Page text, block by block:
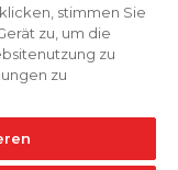
stellst deinen
Händen, viel
in die
stimmen Sie
zu, um die
zu
zu